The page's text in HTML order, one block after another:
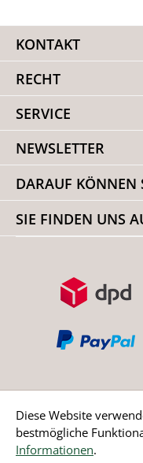
KONTAKT
RECHT
SERVICE
NEWSLETTER
DARAUF KÖNNEN
SIE FINDEN UNS
Diese Website
bestmögliche
Informationen.